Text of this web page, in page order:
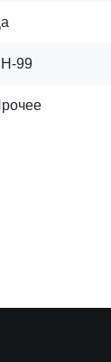
99